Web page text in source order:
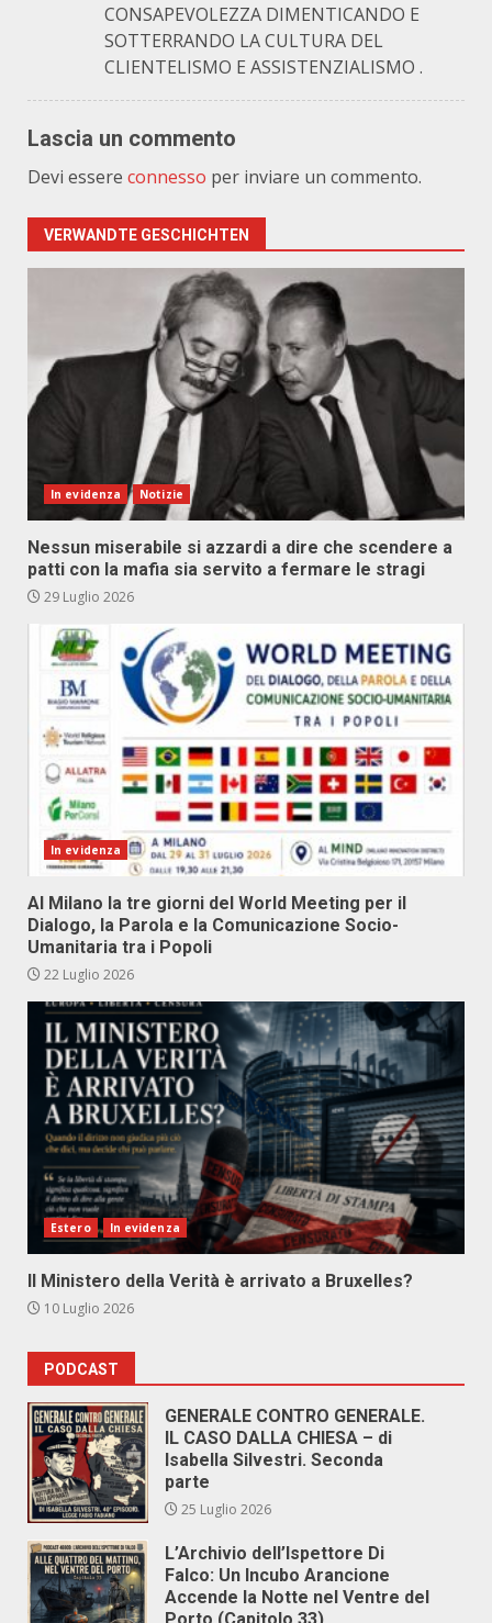
CONSAPEVOLEZZA DIMENTICANDO E
SOTTERRANDO LA CULTURA DEL
CLIENTELISMO E ASSISTENZIALISMO .
Lascia un commento
Devi essere connesso per inviare un commento.
VERWANDTE GESCHICHTEN
In evidenza Notizie
Nessun miserabile si azzardi a dire che scendere a
patti con la mafia sia servito a fermare le stragi
29 Luglio 2026
In evidenza
Al Milano la tre giorni del World Meeting per il
Dialogo, la Parola e la Comunicazione Socio-
Umanitaria tra i Popoli
22 Luglio 2026
Estero In evidenza
Il Ministero della Verità è arrivato a Bruxelles?
10 Luglio 2026
PODCAST
GENERALE CONTRO GENERALE.
IL CASO DALLA CHIESA – di
Isabella Silvestri. Seconda
parte
25 Luglio 2026
L’Archivio dell’Ispettore Di
Falco: Un Incubo Arancione
Accende la Notte nel Ventre del